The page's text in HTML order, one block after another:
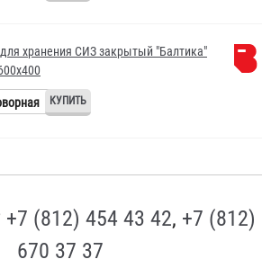
хранения СИЗ закрытый "Балтика"
+7 (812) 454 43 42, +7 (812)
670 37 37